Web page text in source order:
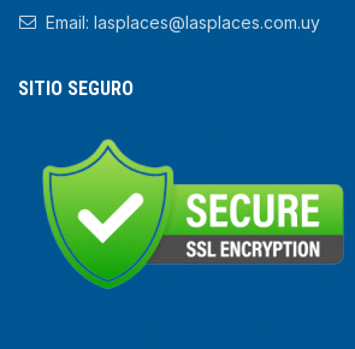
Email: lasplaces@lasplaces.com.uy
SITIO SEGURO